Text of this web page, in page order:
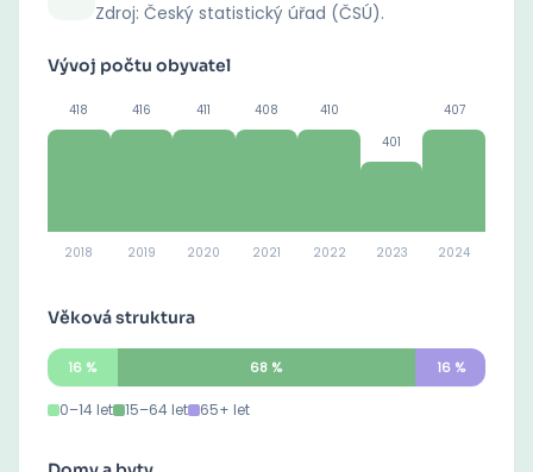
Zdroj: Český statistický úřad (ČSÚ).
Vývoj počtu obyvatel
418
2018
416
2019
411
2020
408
2021
410
2022
401
2023
407
2024
Věková struktura
16 % 68 % 16%
0–14 let 15–64 let 65+ let